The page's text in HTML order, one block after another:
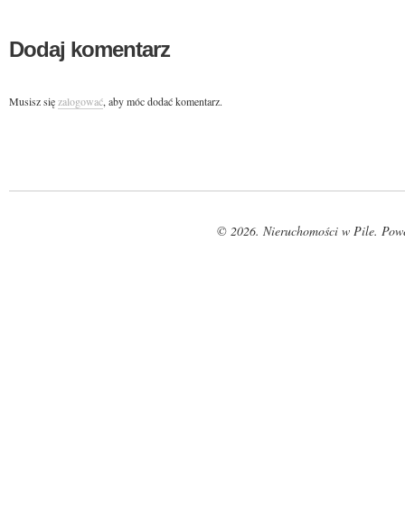
Dodaj komentarz
Musisz sięzalogować, aby móc dodać komentarz.
© 2026. Nieruchomości w Pile.